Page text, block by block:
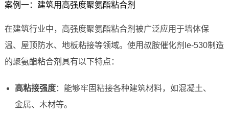
案例一：建筑用高强度聚氨酯粘合剂
在建筑行业中，高强度聚氨酯粘合剂被广泛应用于墙体保
温、屋顶防水、地板粘接等领域。使用叔胺催化剂le-530制造
的聚氨酯粘合剂具有以下特点：
高粘接强度：能够牢固粘接各种建筑材料，如混凝土、
金属、木材等。